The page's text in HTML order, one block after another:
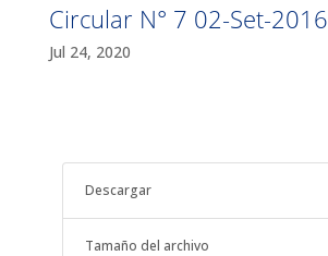
Circular N° 7 02-Set-2016
Jul 24, 2020
Descargar
Tamaño del archivo